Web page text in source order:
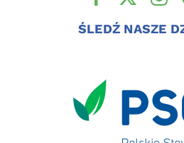
ŚLEDŹ NASZE